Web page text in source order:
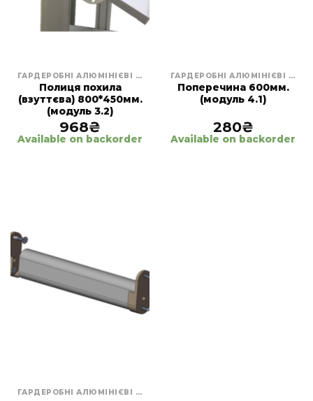
ГАРДЕРОБНІ АЛЮМІНІЄВІ СИСТЕМИ
Полиця похила
(взуттєва) 800*450мм.
(модуль 3.2)
968₴
Available on backorder
ГАРДЕРОБНІ АЛЮМІНІЄВІ СИСТЕМИ
Поперечина 600мм.
(модуль 4.1)
280₴
Available on backorder
ГАРДЕРОБНІ АЛЮМІНІЄВІ СИСТЕМИ